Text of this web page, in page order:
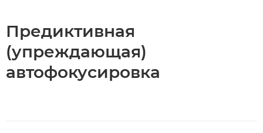
Предиктивная
(упреждающая)
автофокусировка